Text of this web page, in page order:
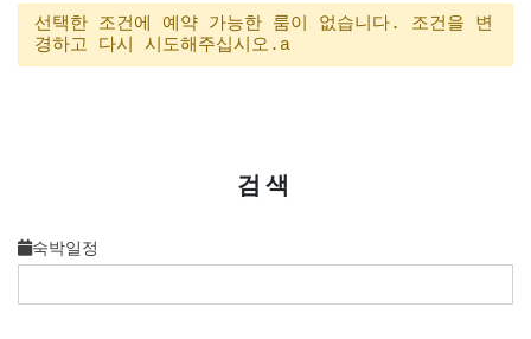
선택한 조건에 예약 가능한 룸이 없습니다. 조건을 변
경하고 다시 시도해주십시오.a
검색
숙박일정